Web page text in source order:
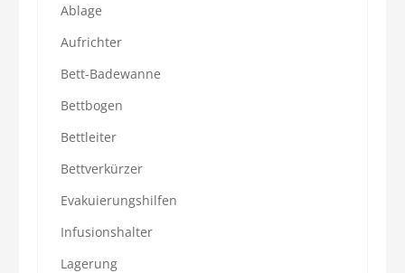
Ablage
Aufrichter
Bett-Badewanne
Bettbogen
Bettleiter
Bettverkürzer
Evakuierungshilfen
Infusionshalter
Lagerung